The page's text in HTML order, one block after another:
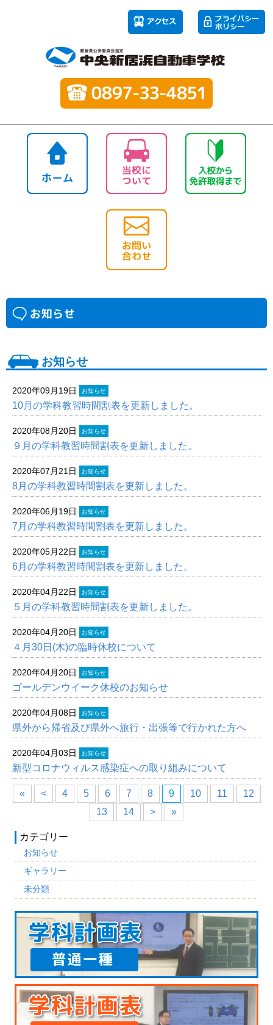
お知らせ
2020年09月19日 お知らせ
10月の学科教習時間割表を更新しました。
2020年08月20日 お知らせ
９月の学科教習時間割表を更新しました。
2020年07月21日 お知らせ
8月の学科教習時間割表を更新しました。
2020年06月19日 お知らせ
7月の学科教習時間割表を更新しました。
2020年05月22日 お知らせ
6月の学科教習時間割表を更新しました。
2020年04月22日 お知らせ
５月の学科教習時間割表を更新しました。
2020年04月20日 お知らせ
４月30日(木)の臨時休校について
2020年04月20日 お知らせ
ゴールデンウイーク休校のお知らせ
2020年04月08日 お知らせ
県外から帰省及び県外へ旅行・出張等で行かれた方へ
2020年04月03日 お知らせ
新型コロナウィルス感染症への取り組みについて
« < 4 5 6 7 8 9 10 11
12
13
14 > »
カテゴリー
お知らせ
ギャラリー
未分類